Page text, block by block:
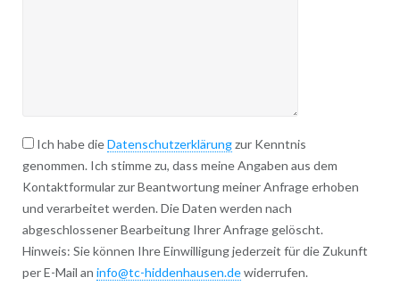
Ich habe dieDatenschutzerklärungzur Kenntnis
genommen. Ich stimme zu, dass meine Angaben aus dem
Kontaktformular zur Beantwortung meiner Anfrage erhoben
und verarbeitet werden. Die Daten werden nach
abgeschlossener Bearbeitung Ihrer Anfrage gelöscht.
Hinweis: Sie können Ihre Einwilligung jederzeit für die Zukunft
per E-Mail an info@tc-hiddenhausen.dewiderrufen.